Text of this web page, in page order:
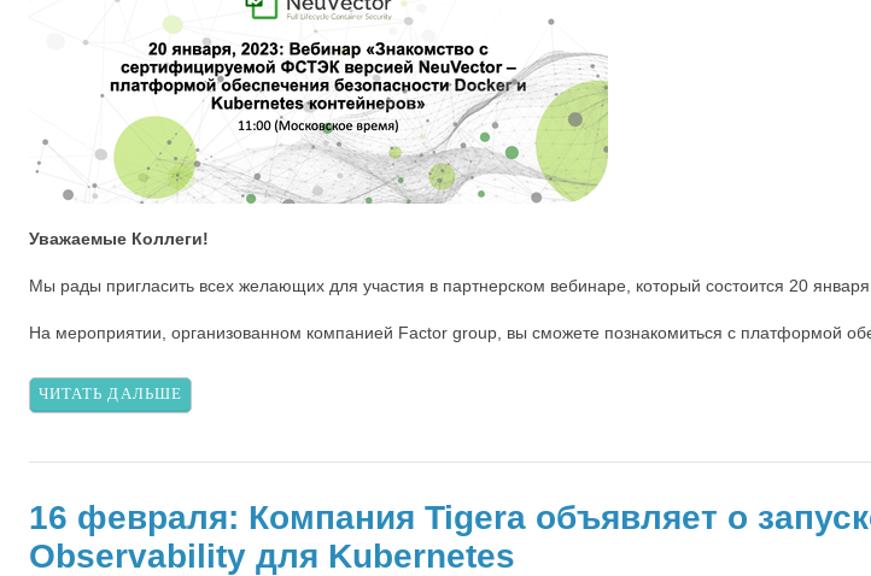
Уважаемые Коллеги!
Мы рады пригласить всех желающих для участия в партнерском вебинаре, который состоится 20
На мероприятии, организованном компанией Factor group, вы сможете познакомиться с платформой
ЧИТАТЬ ДАЛЬШЕ
16 февраля: Компания Tigera объявляет о
Observability для Kubernetes